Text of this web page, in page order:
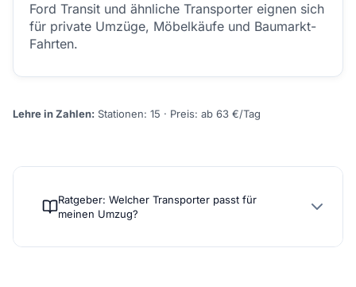
Ford Transit und ähnliche Transporter eignen sich
für private Umzüge, Möbelkäufe und Baumarkt-
Fahrten.
Lehre in Zahlen: Stationen: 15 · Preis: ab 63 €/Tag
Ratgeber: Welcher Transporter passt für
meinen Umzug?